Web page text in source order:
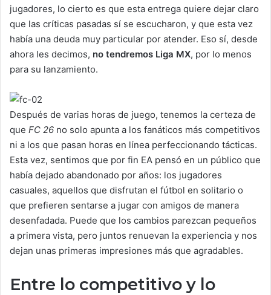
jugadores, lo cierto es que esta entrega quiere dejar claro
que las críticas pasadas sí se escucharon, y que esta vez
había una deuda muy particular por atender. Eso sí, desde
ahora les decimos, no tendremos Liga MX, por lo menos
para su lanzamiento.
Después de varias horas de juego, tenemos la certeza de
que FC 26 no solo apunta a los fanáticos más competitivos
ni a los que pasan horas en línea perfeccionando tácticas.
Esta vez, sentimos que por fin EA pensó en un público que
había dejado abandonado por años: los jugadores
casuales, aquellos que disfrutan el fútbol en solitario o
que prefieren sentarse a jugar con amigos de manera
desenfadada. Puede que los cambios parezcan pequeños
a primera vista, pero juntos renuevan la experiencia y nos
dejan unas primeras impresiones más que agradables.
Entre lo competitivo y lo